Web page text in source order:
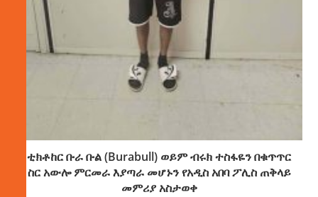
ቲክቶከር ቡራ ቡል (Burabull) ወይም ብሩክ ተስፋዬን በቁጥጥር
ስር አውሎ ምርመራ እያጣራ መሆኑን የአዲስ አበባ ፖሊስ ጠቅላይ
መምሪያ አስታወቀ